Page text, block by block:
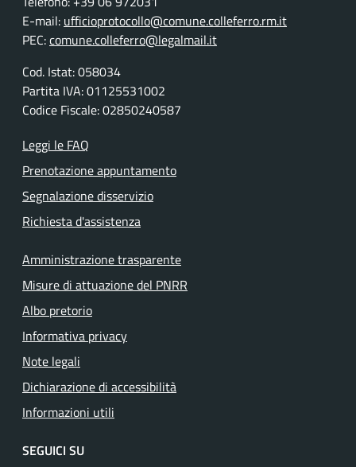
E-mail: ufficioprotocollo@comune.colleferro.rm.it
PEC:comune.colleferro@legalmail.it
Cod. Istat: 058034
Partita IVA: 01125531002
Codice Fiscale: 02850240587
Leggi le FAQ
Prenotazione appuntamento
Segnalazione disservizio
Richiesta d'assistenza
Amministrazione trasparente
Misure di attuazione del PNRR
Albo pretorio
Informativa privacy
Note legali
Dichiarazione di accessibilità
Informazioni utili
SEGUICI SU